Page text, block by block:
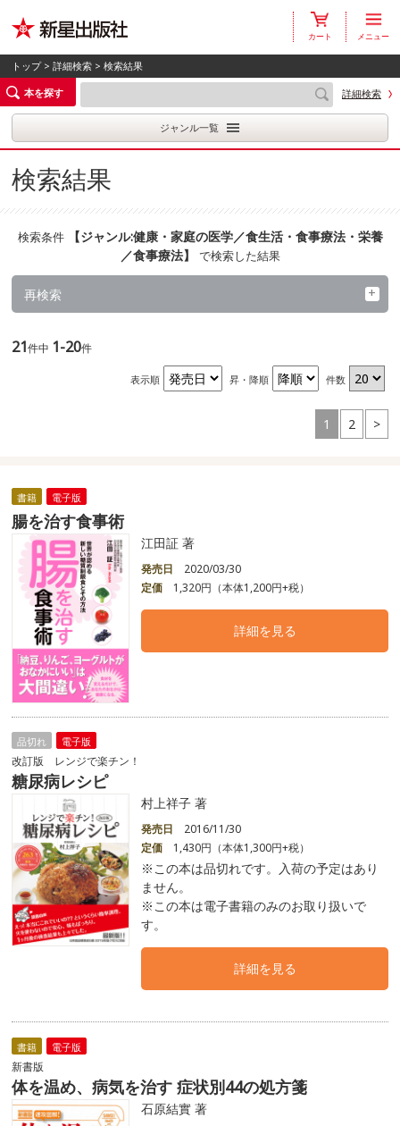
カート メニュー
トップ>詳細検索 > 検索結果
本を探す
詳細検索
ジャンル一覧
検索結果
検索条件【ジャンル:健康・家庭の医学／食生活・食事療法・栄養
／食事療法】 で検索した結果
再検索
21件中 1-20件
表示順 昇・降順 件数
1 2 >
書籍 電子版
腸を治す食事術
江田証 著
発売日
2020/03/30
定価
1,320円（本体1,200円+税）
詳細を見る
品切れ 電子版
改訂版 レンジで楽チン！
糖尿病レシピ
村上祥子 著
発売日
2016/11/30
定価
1,430円（本体1,300円+税）
※この本は品切れです。入荷の予定はあり
ません。
※この本は電子書籍のみのお取り扱いで
す。
詳細を見る
書籍 電子版
新書版
体を温め、病気を治す 症状別44の処方箋
石原結實 著